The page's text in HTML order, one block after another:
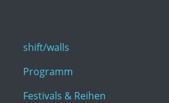
shift/walls
Programm
Festivals & Reihen